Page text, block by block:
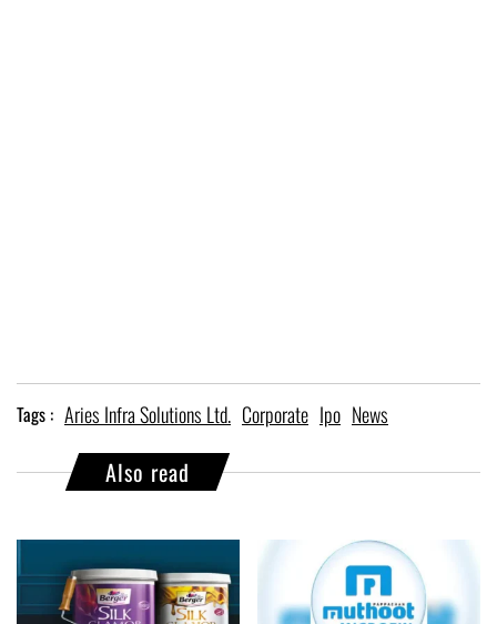
Tags : Aries Infra Solutions Ltd. Corporate Ipo News
Also read